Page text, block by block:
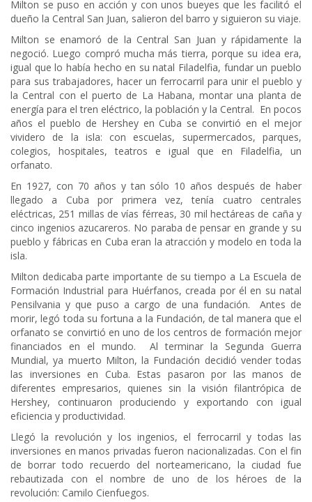
Milton se puso en acción y con unos bueyes que les facilitó el
dueño la Central San Juan, salieron del barro y siguieron su viaje.
Milton se enamoró de la Central San Juan y rápidamente la
negoció. Luego compró mucha más tierra, porque su idea era,
igual que lo había hecho en su natal Filadelfia, fundar un pueblo
para sus trabajadores, hacer un ferrocarril para unir el pueblo y
la Central con el puerto de La Habana, montar una planta de
energía para el tren eléctrico, la población y la Central. En pocos
años el pueblo de Hershey en Cuba se convirtió en el mejor
vividero de la isla: con escuelas, supermercados, parques,
colegios, hospitales, teatros e igual que en Filadelfia, un
orfanato.
En 1927, con 70 años y tan sólo 10 años después de haber
llegado a Cuba por primera vez, tenía cuatro centrales
eléctricas, 251 millas de vías férreas, 30 mil hectáreas de caña y
cinco ingenios azucareros. No paraba de pensar en grande y su
pueblo y fábricas en Cuba eran la atracción y modelo en toda la
isla.
Milton dedicaba parte importante de su tiempo a La Escuela de
Formación Industrial para Huérfanos, creada por él en su natal
Pensilvania y que puso a cargo de una fundación. Antes de
morir, legó toda su fortuna a la Fundación, de tal manera que el
orfanato se convirtió en uno de los centros de formación mejor
financiados en el mundo. Al terminar la Segunda Guerra
Mundial, ya muerto Milton, la Fundación decidió vender todas
las inversiones en Cuba. Estas pasaron por las manos de
diferentes empresarios, quienes sin la visión filantrópica de
Hershey, continuaron produciendo y exportando con igual
eficiencia y productividad.
Llegó la revolución y los ingenios, el ferrocarril y todas las
inversiones en manos privadas fueron nacionalizadas. Con el fin
de borrar todo recuerdo del norteamericano, la ciudad fue
rebautizada con el nombre de uno de los héroes de la
revolución: Camilo Cienfuegos.